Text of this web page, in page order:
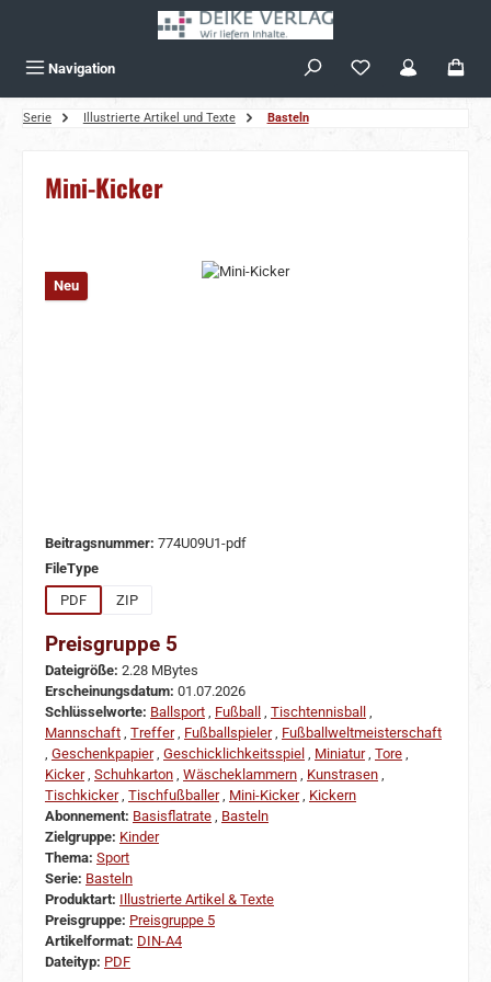
Navigation
Serie Illustrierte Artikel und Texte Basteln
Mini-Kicker
Bildergalerie überspringen
Neu
Beitragsnummer: 774U09U1-pdf
FileTypeauswählen
PDF
ZIP
Preisgruppe 5
Dateigröße: 2.28 MBytes
Erscheinungsdatum: 01.07.2026
Schlüsselworte: Ballsport , Fußball , Tischtennisball ,
Mannschaft , Treffer, Fußballspieler, Fußballweltmeisterschaft
, Geschenkpapier, Geschicklichkeitsspiel , Miniatur, Tore ,
Kicker, Schuhkarton , Wäscheklammern , Kunstrasen ,
Tischkicker, Tischfußballer, Mini-Kicker, Kickern
Abonnement: Basisflatrate , Basteln
Zielgruppe: Kinder
Thema: Sport
Serie: Basteln
Produktart: Illustrierte Artikel & Texte
Preisgruppe: Preisgruppe 5
Artikelformat: DIN-A4
Dateityp: PDF